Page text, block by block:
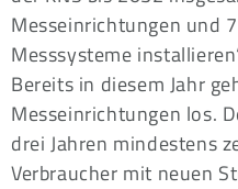
Messeinrichtungen und
Messsysteme
Bereits in diesem Jahr
Messeinrichtungen los.
drei Jahren mindestens
Verbraucher mit neuen